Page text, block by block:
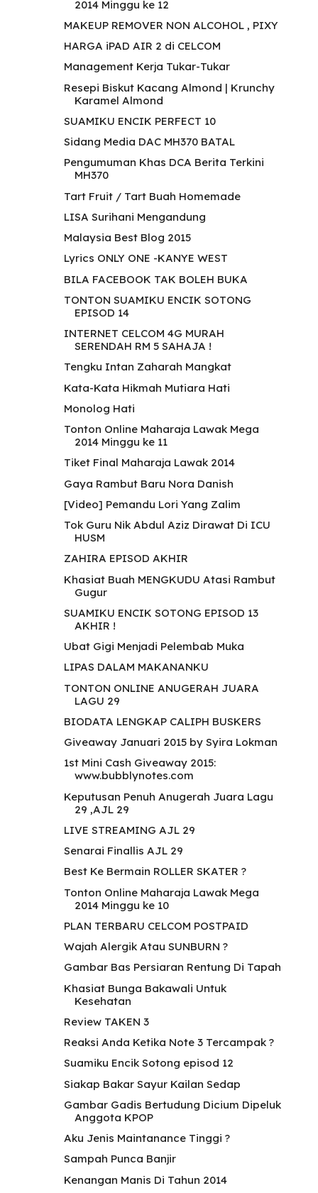
2014 Minggu ke 12
MAKEUP REMOVER NON ALCOHOL , PIXY
HARGA iPAD AIR 2 di CELCOM
Management Kerja Tukar-Tukar
Resepi Biskut Kacang Almond | Krunchy
Karamel Almond
SUAMIKU ENCIK PERFECT 10
Sidang Media DAC MH370 BATAL
Pengumuman Khas DCA Berita Terkini
MH370
Tart Fruit / Tart Buah Homemade
LISA Surihani Mengandung
Malaysia Best Blog 2015
Lyrics ONLY ONE -KANYE WEST
BILA FACEBOOK TAK BOLEH BUKA
TONTON SUAMIKU ENCIK SOTONG
EPISOD 14
INTERNET CELCOM 4G MURAH
SERENDAH RM 5 SAHAJA !
Tengku Intan Zaharah Mangkat
Kata-Kata Hikmah Mutiara Hati
Monolog Hati
Tonton Online Maharaja Lawak Mega
2014 Minggu ke 11
Tiket Final Maharaja Lawak 2014
Gaya Rambut Baru Nora Danish
[Video] Pemandu Lori Yang Zalim
Tok Guru Nik Abdul Aziz Dirawat Di ICU
HUSM
ZAHIRA EPISOD AKHIR
Khasiat Buah MENGKUDU Atasi Rambut
Gugur
SUAMIKU ENCIK SOTONG EPISOD 13
AKHIR !
Ubat Gigi Menjadi Pelembab Muka
LIPAS DALAM MAKANANKU
TONTON ONLINE ANUGERAH JUARA
LAGU 29
BIODATA LENGKAP CALIPH BUSKERS
Giveaway Januari 2015 by Syira Lokman
1st Mini Cash Giveaway 2015:
www.bubblynotes.com
Keputusan Penuh Anugerah Juara Lagu
29 ,AJL 29
LIVE STREAMING AJL 29
Senarai Finallis AJL 29
Best Ke Bermain ROLLER SKATER ?
Tonton Online Maharaja Lawak Mega
2014 Minggu ke 10
PLAN TERBARU CELCOM POSTPAID
Wajah Alergik Atau SUNBURN ?
Gambar Bas Persiaran Rentung Di Tapah
Khasiat Bunga Bakawali Untuk
Kesehatan
Review TAKEN 3
Reaksi Anda Ketika Note 3 Tercampak ?
Suamiku Encik Sotong episod 12
Siakap Bakar Sayur Kailan Sedap
Gambar Gadis Bertudung Dicium Dipeluk
Anggota KPOP
Aku Jenis Maintanance Tinggi ?
Sampah Punca Banjir
Kenangan Manis Di Tahun 2014